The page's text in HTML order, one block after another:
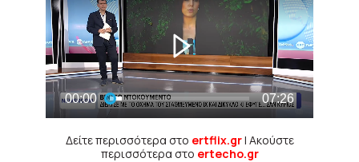
Δείτε περισσότερα στο ertflix.gr| Ακούστε
περισσότερα στο ertecho.gr